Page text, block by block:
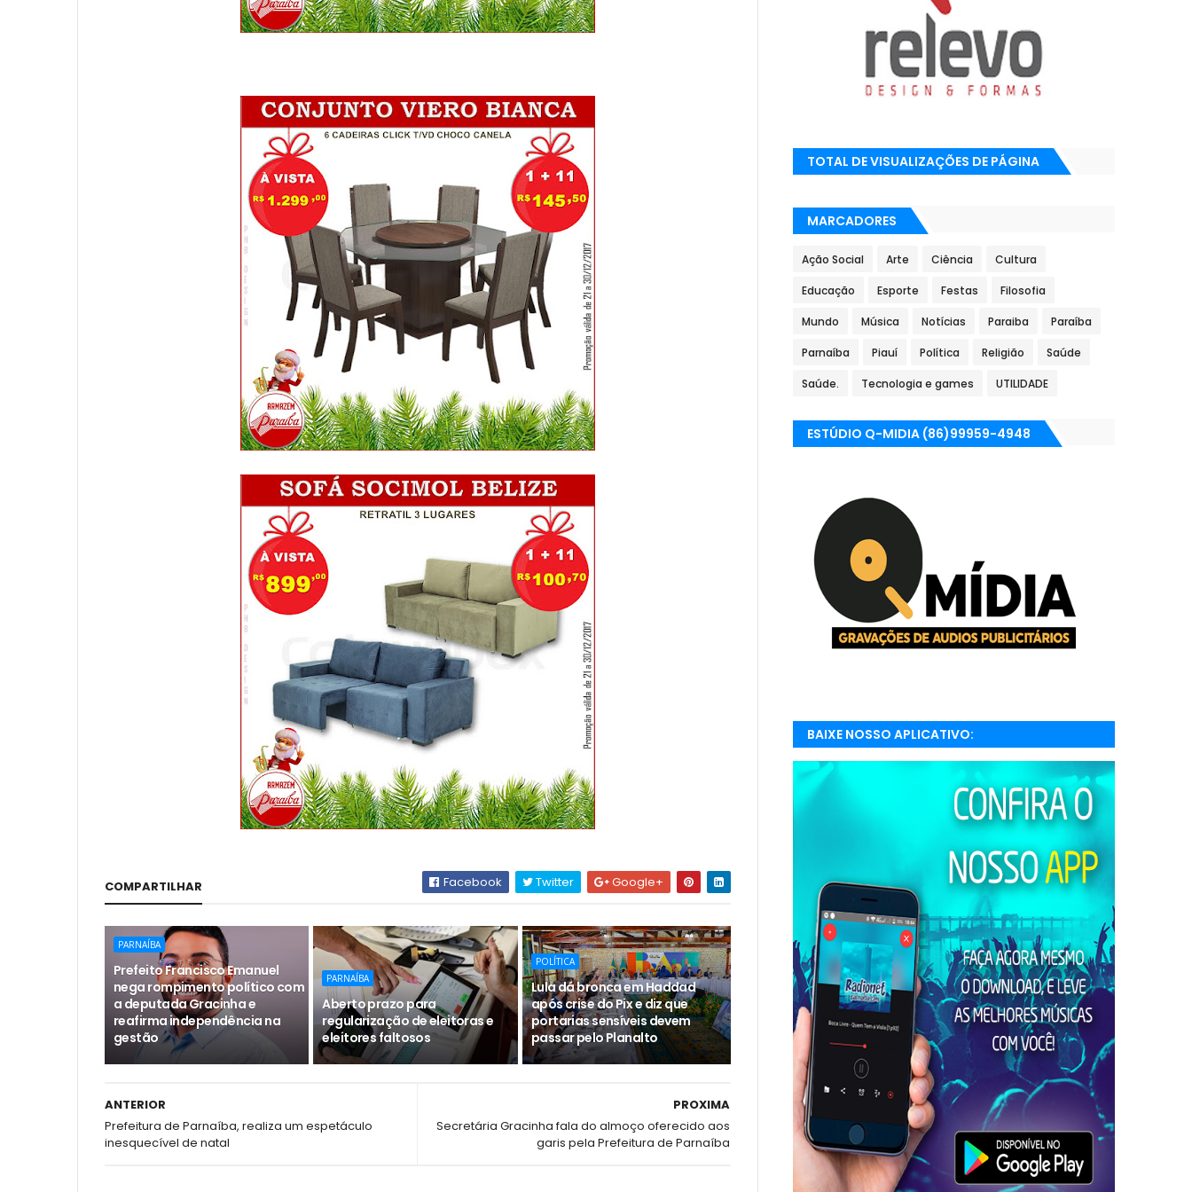
COMPARTILHAR Facebook Twitter Google+
PARNAÍBA
Prefeito Francisco Emanuel
nega rompimento político com
a deputada Gracinha e
reafirma independência na
gestão
PARNAÍBA
Aberto prazo para
regularização de eleitoras e
eleitores faltosos
POLÍTICA
Lula dá bronca em Haddad
após crise do Pix e diz que
portarias sensíveis devem
passar pelo Planalto
PROXIMA
Secretária Gracinha fala do almoço oferecido aos
garis pela Prefeitura de Parnaíba
ANTERIOR
Prefeitura de Parnaíba, realiza um espetáculo
inesquecível de natal
TOTAL DE VISUALIZAÇÕES DE PÁGINA
MARCADORES
Ação Social Arte Ciência Cultura
Educação Esporte Festas Filosofia
Mundo Música Notícias Paraiba Paraíba
Parnaíba Piauí Política Religião Saúde
Saúde. Tecnologia e games UTILIDADE
ESTÚDIO Q-MIDIA (86)99959-4948
BAIXE NOSSO APLICATIVO:
RADIONETPARNAIBA